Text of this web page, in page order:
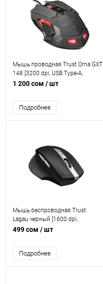
Мышь проводная Trust Orna GXT
148 [3200 dpi, USB Type-A,
кнопки - 8]
1 200 сом / шт
Подробнее
Мышь беспроводная Trust
Lagau черный [1600 dpi,
светодиодный, USB Type-A,
499 сом / шт
Подробнее